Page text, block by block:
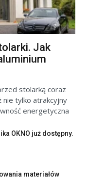
Jak
stolarką coraz
nie tylko atrakcyjny
energetyczna
OKNO już dostępny.
materiałów